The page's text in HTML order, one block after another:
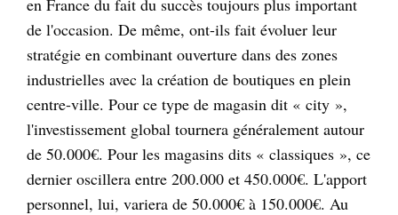
en France du fait du succès toujours plus important
de l'occasion. De même, ont-ils fait évoluer leur
stratégie en combinant ouverture dans des zones
industrielles avec la création de boutiques en plein
centre-ville. Pour ce type de magasin dit « city »,
l'investissement global tournera généralement autour
de 50.000€. Pour les magasins dits « classiques », ce
dernier oscillera entre 200.000 et 450.000€. L'apport
personnel, lui, variera de 50.000€ à 150.000€. Au